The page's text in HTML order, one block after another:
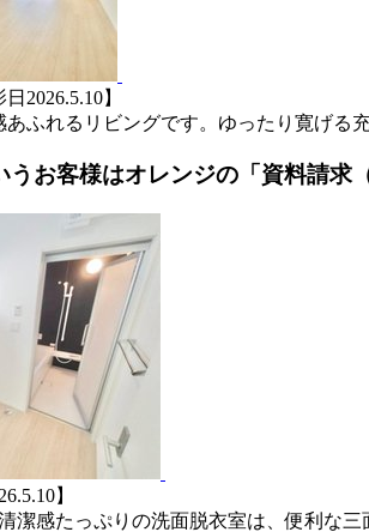
2026.5.10】
あふれるリビングです。ゆったり寛げる
うお客様はオレンジの「資料請求
】
潔感たっぷりの洗面脱衣室は、便利な